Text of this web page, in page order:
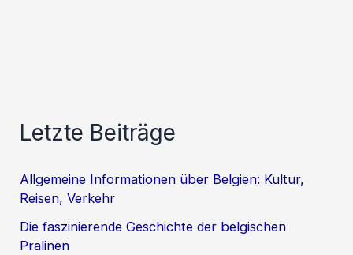
Letzte Beiträge
Allgemeine Informationen über Belgien: Kultur,
Reisen, Verkehr
Die faszinierende Geschichte der belgischen
Pralinen